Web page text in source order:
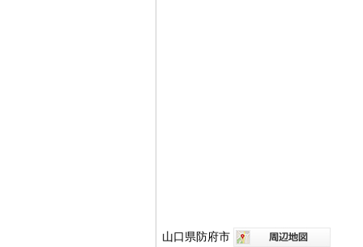
山口県防府市